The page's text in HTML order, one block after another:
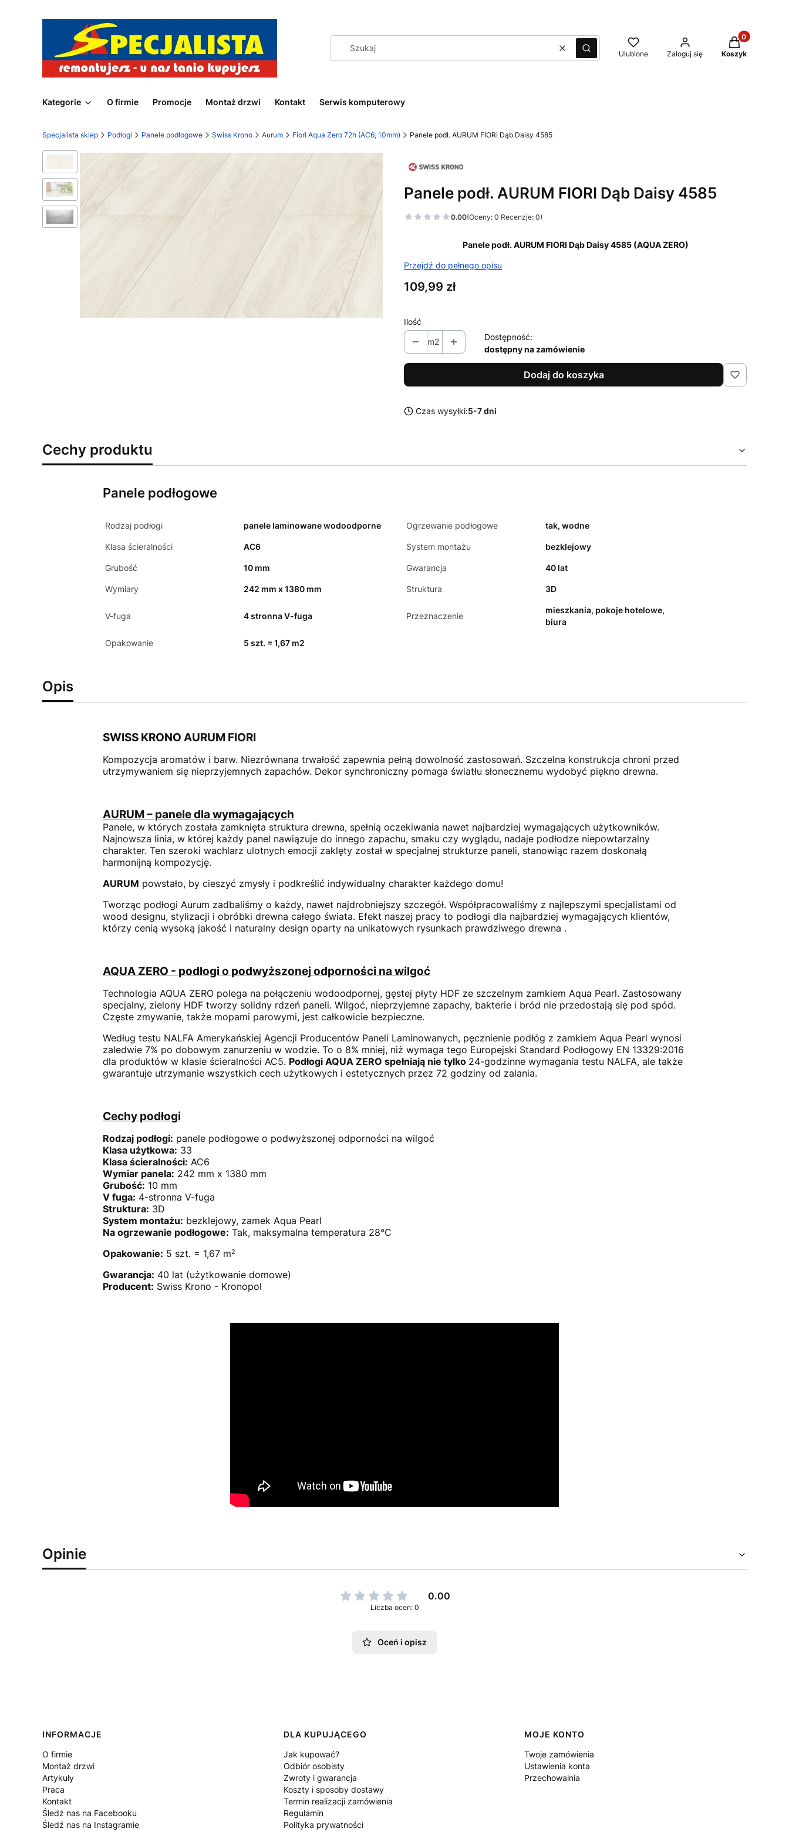
WyczyśćSzukaj Ulubione Zaloguj się
Produkty w
Koszyk
Kategorie O firmie Promocje Montaż drzwi Kontakt Serwis komputerowy
Specjalista sklep Podłogi Panele podłogowe Swiss Krono Aurum Fiori Aqua Zero 72h (AC6, 10mm) Panele podł. AURUM FIORI Dąb Daisy 4585
Panele podł. AURUM FIORI Dąb Daisy 4585
0.00(Oceny: 0 Recenzje: 0)
Panele podł. AURUM FIORI Dąb Daisy 4585 (AQUA ZERO)
Przejdź do pełnego opisu
Cena
109,99 zł
Ilość
m2
Dostępność:
dostępny na zamówienie
Dodaj do koszyka
Czas wysyłki:5-7 dni
Cechy produktu
Panele podłogowe
Rodzaj podłogi panele laminowane wodoodporne Ogrzewanie podłogowe tak, wodne
Klasa ścieralności AC6 System montażu bezklejowy
Grubość 10 mm Gwarancja 40 lat
Wymiary 242 mm x 1380 mm Struktura 3D
V-fuga 4 stronna V-fuga Przeznaczenie
mieszkania, pokoje hotelowe,
biura
Opakowanie 5 szt. = 1,67 m2
Opis
SWISS KRONO AURUM FIORI
Kompozycja aromatów i barw. Niezrównana trwałość zapewnia pełną dowolność zastosowań. Szczelna konstrukcja chroni przed
utrzymywaniem się nieprzyjemnych zapachów. Dekor synchroniczny pomaga światłu słonecznemu wydobyć piękno drewna.
AURUM – panele dla wymagających
Panele, w których została zamknięta struktura drewna, spełnią oczekiwania nawet najbardziej wymagających użytkowników.
Najnowsza linia, w której każdy panel nawiązuje do innego zapachu, smaku czy wyglądu, nadaje podłodze niepowtarzalny
charakter. Ten szeroki wachlarz ulotnych emocji zaklęty został w specjalnej strukturze paneli, stanowiąc razem doskonałą
harmonijną kompozycję.
AURUM powstało, by cieszyć zmysły i podkreślić indywidualny charakter każdego domu!
Tworząc podłogi Aurum zadbaliśmy o każdy, nawet najdrobniejszy szczegół. Współpracowaliśmy z najlepszymi specjalistami od
wood designu, stylizacji i obróbki drewna całego świata. Efekt naszej pracy to podłogi dla najbardziej wymagających klientów,
którzy cenią wysoką jakość i naturalny design oparty na unikatowych rysunkach prawdziwego drewna .
AQUA ZERO - podłogi o podwyższonej odporności na wilgoć
Technologia AQUA ZERO polega na połączeniu wodoodpornej, gęstej płyty HDF ze szczelnym zamkiem Aqua Pearl. Zastosowany
specjalny, zielony HDF tworzy solidny rdzeń paneli. Wilgoć, nieprzyjemne zapachy, bakterie i bród nie przedostają się pod spód.
Częste zmywanie, także mopami parowymi, jest całkowicie bezpieczne.
Według testu NALFA Amerykańskiej Agencji Producentów Paneli Laminowanych, pęcznienie podłóg z zamkiem Aqua Pearl wynosi
zaledwie 7% po dobowym zanurzeniu w wodzie. To o 8% mniej, niż wymaga tego Europejski Standard Podłogowy EN 13329:2016
dla produktów w klasie ścieralności AC5. Podłogi AQUA ZERO spełniają nie tylko 24-godzinne wymagania testu NALFA, ale także
gwarantuje utrzymanie wszystkich cech użytkowych i estetycznych przez 72 godziny od zalania.
Cechy podłogi
Rodzaj podłogi: panele podłogowe o podwyższonej odporności na wilgoć
Klasa użytkowa: 33
Klasa ścieralności: AC6
Wymiar panela: 242 mm x 1380 mm
Grubość: 10 mm
V fuga: 4-stronna V-fuga
Struktura: 3D
System montażu: bezklejowy, zamek Aqua Pearl
Na ogrzewanie podłogowe: Tak, maksymalna temperatura 28°C
Opakowanie: 5 szt. = 1,67 m2
Gwarancja: 40 lat (użytkowanie domowe)
Producent: Swiss Krono - Kronopol
Opinie
0.00
Liczba ocen: 0
Oceń i opisz
Linki w stopce
INFORMACJE
O firmie
Montaż drzwi
Artykuły
Praca
Kontakt
Śledź nas na Facebooku
Śledź nas na Instagramie
DLA KUPUJĄCEGO
Jak kupować?
Odbiór osobisty
Zwroty i gwarancja
Koszty i sposoby dostawy
Termin realizacji zamówienia
Regulamin
Polityka prywatności
MOJE KONTO
Twoje zamówienia
Ustawienia konta
Przechowalnia